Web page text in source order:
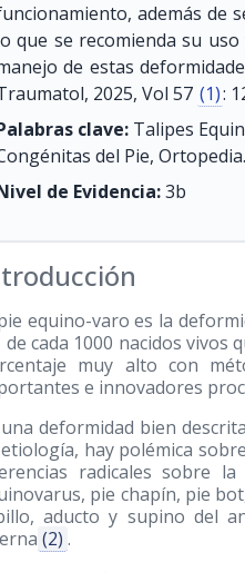
además de
que se recomienda su
de estas
2025, Vol 57 (1):
clave: Talipes
del Pie, Ortopedia.
de Evidencia:3b
equino-varo es la
de cada 1000 nacidos
muy alto con
e innovadores
una deformidad bien
hay polémica
radicales sobre
pie chapín, pie
aducto y supino del
(2) .